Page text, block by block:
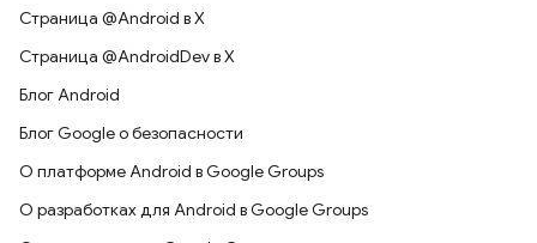
Страница @Android в X
Страница @AndroidDev в X
Блог Android
Блог Google о безопасности
О платформе Android в Google Groups
О разработках для Android в Google Groups